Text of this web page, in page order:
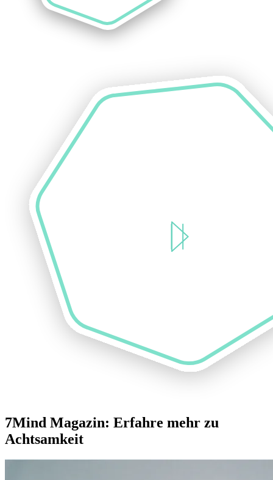
7Mind Magazin: Erfahre mehr zu
Achtsamkeit